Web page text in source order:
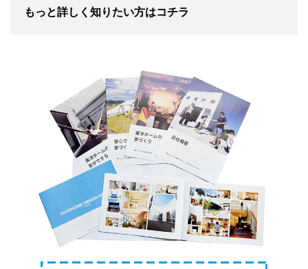
もっと詳しく知りたい方はコチラ